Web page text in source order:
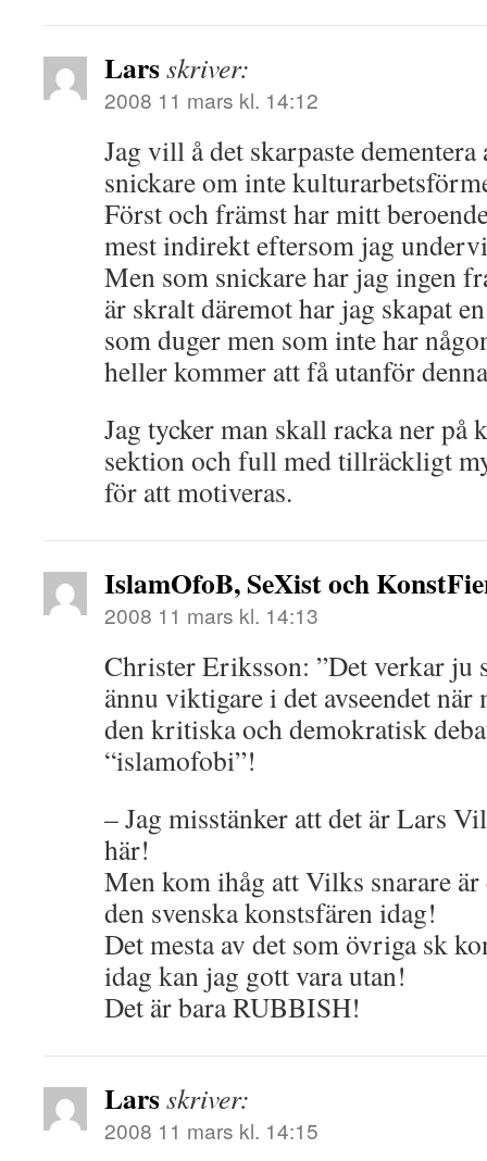
Larsskriver:
2008 11 mars kl. 14:12
Jag vill å det skarpaste
snickare om inte
Först och främst har mitt
mest indirekt eftersom jag
Men som snickare har jag ingen
är skralt däremot har jag skapat
som duger men som inte har
heller kommer att få utanför
Jag tycker man skall racka ner på
sektion och full med tillräckligt
för att motiveras.
IslamOfoB, SeXist och
2008 11 mars kl. 14:13
Christer Eriksson: ”Det verkar ju
ännu viktigare i det avseendet när
den kritiska och demokratisk
“islamofobi”!
– Jag misstänker att det är Lars
här!
Men kom ihåg att Vilks snarare
den svenska konstsfären idag!
Det mesta av det som övriga sk
idag kan jag gott vara utan!
Det är bara RUBBISH!
Larsskriver:
2008 11 mars kl. 14:15